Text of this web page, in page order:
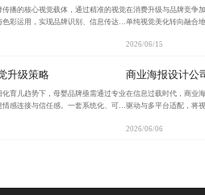
传播的核心视觉载体，通过精准的视觉
彩运用，实现品牌识别、信息传达与
势，助力品牌在竞争中脱颖而出。
在消费升级与品牌竞争
单纯视觉美化转向融合
合数字化设计与环保材
2026/06/15
升级策略
育儿趋势下，母婴品牌亟需通过专业
感连接与信任感。一套系统化、可复
长期增长。
商业海报设计公
在信息过载时代，商业
驱动与多平台适配，将
高点击率与高转化率的
2026/06/06